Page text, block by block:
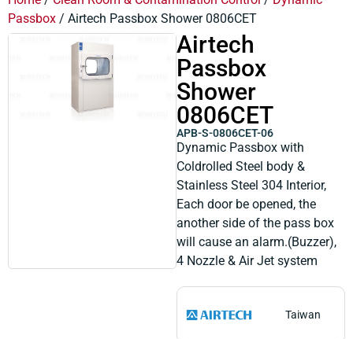
Passbox / Airtech Passbox Shower 0806CET
Airtech
Passbox
Shower
0806CET
APB-S-0806CET-06
Dynamic Passbox with
Coldrolled Steel body &
Stainless Steel 304 Interior,
Each door be opened, the
another side of the pass box
will cause an alarm.(Buzzer),
4 Nozzle & Air Jet system
Taiwan